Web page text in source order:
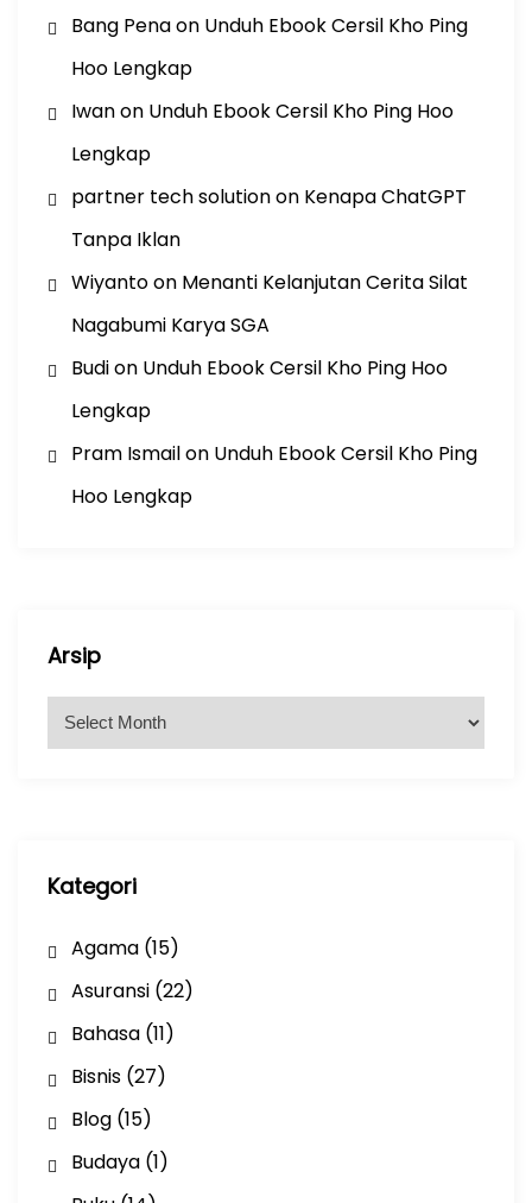
Bang Penaon Unduh Ebook Cersil Kho Ping
Hoo Lengkap
Iwanon Unduh Ebook Cersil Kho Ping Hoo
Lengkap
partner tech solutionon Kenapa ChatGPT
Tanpa Iklan
Wiyantoon Menanti Kelanjutan Cerita Silat
Nagabumi Karya SGA
Budion Unduh Ebook Cersil Kho Ping Hoo
Lengkap
Pram Ismailon Unduh Ebook Cersil Kho Ping
Hoo Lengkap
Arsip
Kategori
Agama(15)
Asuransi(22)
Bahasa(11)
Bisnis(27)
Blog(15)
Budaya(1)